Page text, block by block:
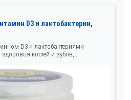
D3 и лактобактерии,
D3 и лактобактериями
костей и зубов,...